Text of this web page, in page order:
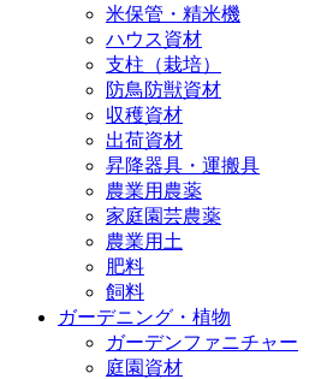
米保管・精米機
ハウス資材
支柱（栽培）
防鳥防獣資材
収穫資材
出荷資材
昇降器具・運搬具
農業用農薬
家庭園芸農薬
農業用土
肥料
飼料
ガーデニング・植物
ガーデンファニチャー
庭園資材